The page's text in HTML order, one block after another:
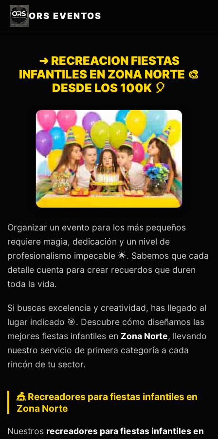
ORS EVENTOS
➜ RECREACION FIESTAS
INFANTILES EN ZONA NORTE 🎨
DESDE LOS 100K 🎈
Organizar un evento para los más pequeños
requiere magia, dedicación y un nivel de
profesionalismo impecable 🌟. Sabemos que cada
detalle cuenta para crear recuerdos que duren
toda la vida.
Si buscas excelencia y creatividad, has llegado al
lugar indicado 🎯. Descubre cómo diseñamos las
mejores fiestas infantiles en Zona Norte, llevando
nuestro servicio de primera categoría a cada
rincón de tu sector.
🎪 Recreadores para fiestas infantiles en
Zona Norte
Nuestros recreadores para fiestas infantiles en